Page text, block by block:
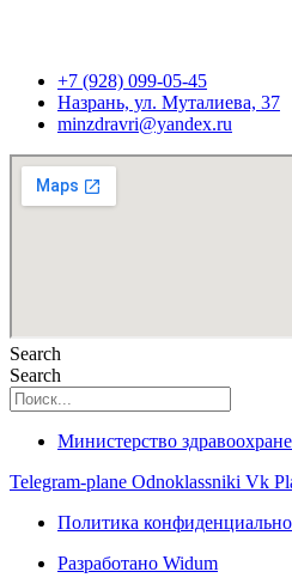
+7 (928) 099-05-45
Назрань, ул. Муталиева, 37
minzdravri@yandex.ru
Search
Search
Министерство
Telegram-plane Odnoklassniki Vk
Политика
Разработано Widum